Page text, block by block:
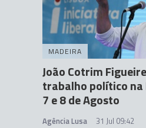
MADEIRA
João Cotrim
trabalho político na
7 e 8 de Agosto
Agência Lusa 31 Jul 09:42